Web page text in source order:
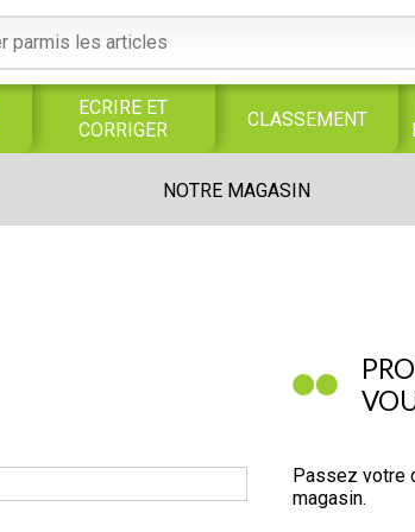
ECRIRE ET
CORRIGER
CLASSEMENT
ALIMENTAIRES
NOTRE MAGASIN
Passez votre
magasin.